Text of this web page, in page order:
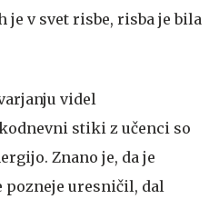
je v svet risbe, risba je bila